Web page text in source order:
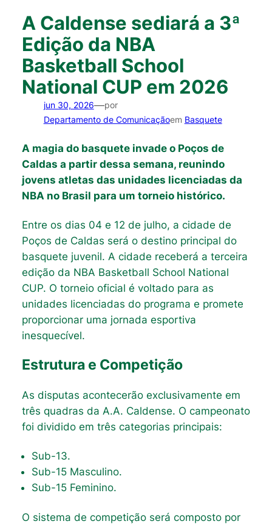
A Caldense sediará a 3ª
Edição da NBA
Basketball School
National CUP em 2026
jun 30, 2026—por
Departamento de Comunicaçãoem Basquete
A magia do basquete invade o Poços de
Caldas a partir dessa semana, reunindo
jovens atletas das unidades licenciadas da
NBA no Brasil para um torneio histórico.
Entre os dias 04 e 12 de julho, a cidade de
Poços de Caldas será o destino principal do
basquete juvenil. A cidade receberá a terceira
edição da NBA Basketball School National
CUP. O torneio oficial é voltado para as
unidades licenciadas do programa e promete
proporcionar uma jornada esportiva
inesquecível.
Estrutura e Competição
As disputas acontecerão exclusivamente em
três quadras da A.A. Caldense. O campeonato
foi dividido em três categorias principais:
Sub-13.
Sub-15 Masculino.
Sub-15 Feminino.
O sistema de competição será composto por